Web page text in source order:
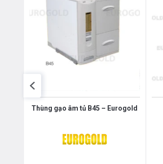
Thùng gạo âm tủ B45 – Eurogold